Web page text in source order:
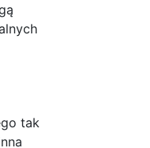
tak